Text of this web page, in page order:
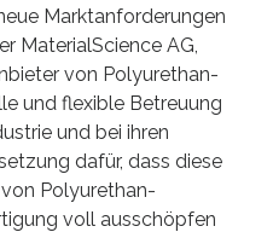
Marktanforderungen
MaterialScience AG,
von Polyurethan-
und flexible Betreuung
und bei ihren
dafür, dass diese
Polyurethan-
voll ausschöpfen